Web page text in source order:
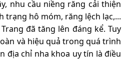
nhu cầu niềng răng cải thiện
trạng hô móm, răng lệch lạc,...
đã tăng lên đáng kể. Tuy
và hiệu quả trong quá trình
địa chỉ nha khoa uy tín là điều